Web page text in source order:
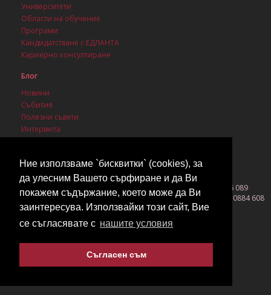
Ние използваме `бисквитки` (cookies), за
да улесним Вашето сърфиране и да Ви
покажем съдържание, което може да Ви
заинтересува. Използвайки този сайт, Вие
се съгласявате с нашите условия
Съгласен съм
Университети
Области на обучение
Програми
Кандидатстване с ЕДЛАНТА
Кариерно консултиране
Блог
Новини
Събития
Полезни съвети
Интервюта
София 1142, бул. Васил Левски 3, ет. 1, ап. 1, моб. 0889 086 089
Бургас 8000, ул. Вардар 26, ет. 1, офис 2, тел. 056 530 800, моб. 0884 608
419